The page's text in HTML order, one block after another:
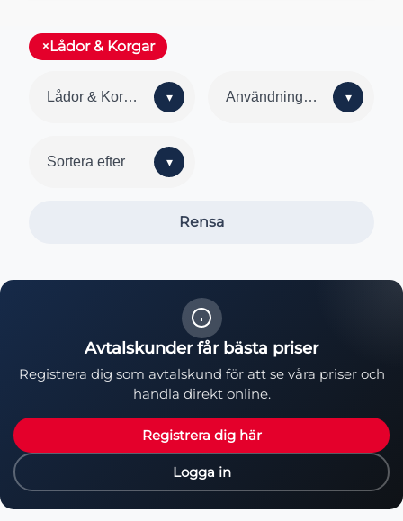
Lådor & Korgar
Lådor & Korgar Användningsområde
Sortera efter
Rensa
Avtalskunder får bästa priser
Registrera dig som avtalskund för att se våra priser och
handla direkt online.
Registrera dig här
Logga in